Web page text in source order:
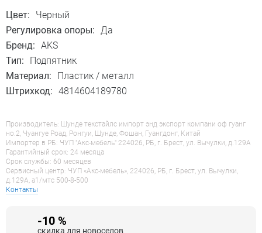
Цвет:
Черный
Регулировка опоры: Да
Бренд: AKS
Тип:
Подпятник
Материал:
Пластик / металл
Штрихкод: 4814604189780
Производитель: Шунде текстайлс импорт энд экспорт компани оф гуанг
но.2, Чуангуе Роад, Ронгуи, Шунде, Фошан, Гуангдонг, Китай
Импортер в РБ: ЧУП "Акс-мебель" 224026, РБ, г. Брест, ул. Вычулки, д.129А
Гарантийный срок: 24 месяца
Срок службы: 60 месяцев
Сервисный центр: ЧУП «Акс-мебель», 224026, РБ, г. Брест, ул. Вычулки,
д.129А, a1/мтс 500-8-500
Контакты
-10 %
скидка для новоселов